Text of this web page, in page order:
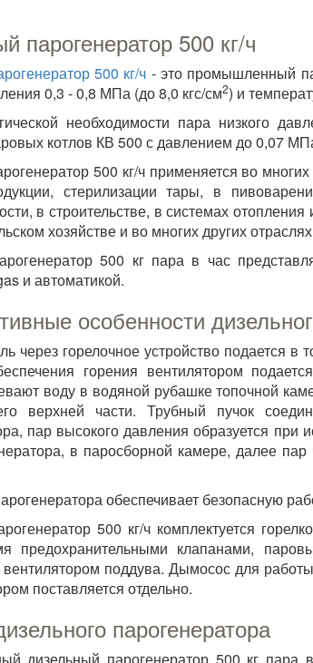
парогенератор 500 кг/ч
500 кг/ч - это промышленный
0,3 - 0,8 МПа (до 8,0 кгс/см2) и
необходимости пара низкого
котлов КВ 500 с давлением до 0,07
500 кг/ч применяется во
стерилизации тары, в
в строительстве, в системах
хозяйстве и во многих других
500 кг пара в час
и автоматикой.
особенности
через горелочное устройство подается в
горения вентилятором
воду в водяной рубашке топочной
верхней части. Трубный пучок
пар высокого давления образуется
в паросборной камере, далее
обеспечивает безопасную
500 кг/ч комплектуется
предохранительными клапанами,
вентилятором поддува. Дымосос для
поставляется отдельно.
парогенератора